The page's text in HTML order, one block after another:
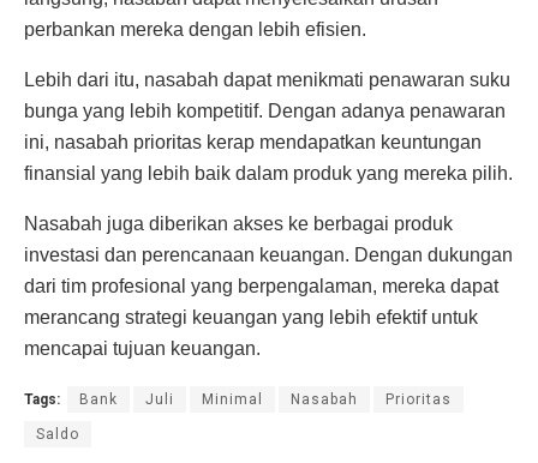
perbankan mereka dengan lebih efisien.
Lebih dari itu, nasabah dapat menikmati penawaran suku
bunga yang lebih kompetitif. Dengan adanya penawaran
ini, nasabah prioritas kerap mendapatkan keuntungan
finansial yang lebih baik dalam produk yang mereka pilih.
Nasabah juga diberikan akses ke berbagai produk
investasi dan perencanaan keuangan. Dengan dukungan
dari tim profesional yang berpengalaman, mereka dapat
merancang strategi keuangan yang lebih efektif untuk
mencapai tujuan keuangan.
Tags: Bank Juli Minimal Nasabah Prioritas
Saldo